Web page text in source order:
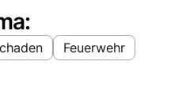
Feuerwehr